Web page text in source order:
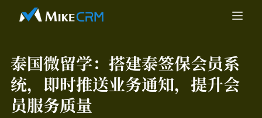
泰国微留学： 搭建泰签保会员系
统，即时推送业务通知，提升会
员服务质量